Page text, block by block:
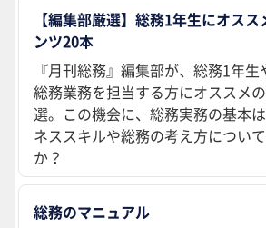
【編集部厳選】総務1年生にオス
ンツ20本
『月刊総務』編集部が、総務1年
総務業務を担当する方にオススメ
選。この機会に、総務実務の基本
ネススキルや総務の考え方につい
か？
総務のマニュアル